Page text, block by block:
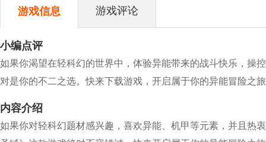
游戏信息 游戏评论
小编点评
如果你渴望在轻科幻的世界中，体验异能带来的战斗快乐，操
对是你的不二之选。快来下载游戏，开启属于你的异能冒险之
内容介绍
如果你对轻科幻题材感兴趣，喜欢异能、机甲等元素，并且热